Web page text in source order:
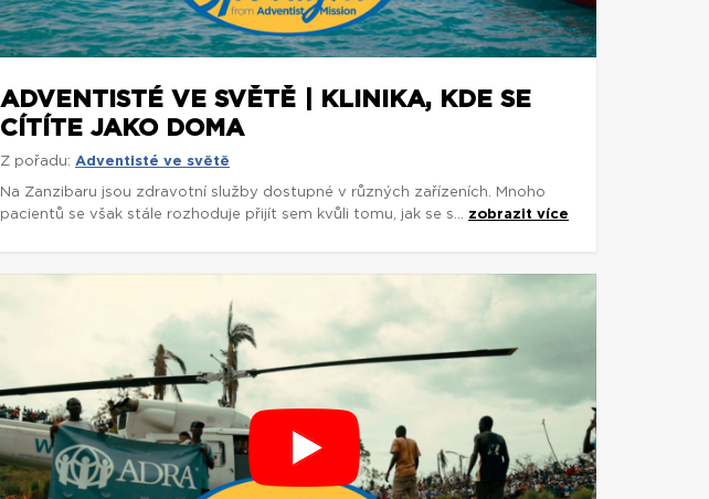
ADVENTISTÉ VE SVĚTĚ | KLINIKA, KDE SE
CÍTÍTE JAKO DOMA
Z pořadu: Adventisté ve světě
Na Zanzibaru jsou zdravotní služby dostupné v různých zařízeních. Mnoho
pacientů se však stále rozhoduje přijít sem kvůli tomu, jak se s... zobrazit více